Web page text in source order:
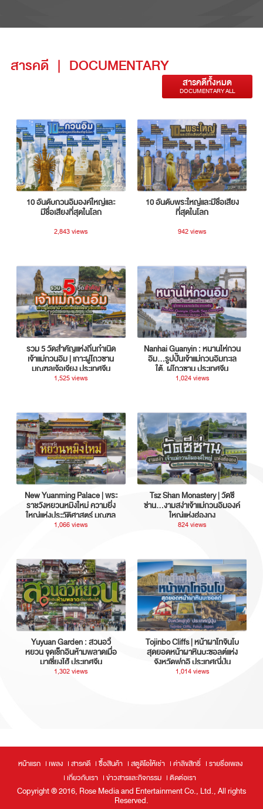
สารคดี | DOCUMENTARY
สารคดีทั้งหมด
DOCUMENTARY ALL
10 อันดับกวนอิมองค์ใหญ่และ
มีชื่อเสียงที่สุดในโลก
2,843 views
10 อันดับพระใหญ่และมีชื่อเสียง
ที่สุดในโลก
942 views
รวม 5 วัดสำคัญแห่งถิ่นกำเนิด
เจ้าแม่กวนอิม | เกาะผู่โถวซาน
มณฑลเจ้อเจียง ประเทศจีน
1,525 views
Nanhai Guanyin : หนานไห่กวน
อิม...รูปปั้นเจ้าแม่กวนอิมทะเล
ใต้, ผู่โถวซาน ประเทศจีน
1,024 views
New Yuanming Palace | พระ
ราชวังหยวนหมิงใหม่ ความยิ่ง
ใหญ่แห่งประวัติศาสตร์ มณฑล
กวางตุ้ง ประเทศจีน
1,066 views
Tsz Shan Monastery | วัดซี
ซ่าน…งามสง่าเจ้าแม่กวนอิมองค์
ใหญ่แห่งฮ่องกง
824 views
Yuyuan Garden : สวนอวี้
หยวน จุดเช็กอินห้ามพลาดเมื่อ
มาเซี่ยงไฮ้ ประเทศจีน
1,302 views
Tojinbo Cliffs | หน้าผาโทจินโบ
สุดยอดหน้าผาหินบะซอลต์แห่ง
จังหวัดฟุกุอิ ประเทศญี่ปุ่น
1,014 views
หน้าแรก เพลง สารคดี ซื้อสินค้า สตูดิโอให้เช่า ค่าลิขสิทธิ์
รายชื่อเพลง
เกี่ยวกับเรา
ข่าวสารและกิจกรรม ติดต่อเรา
Copyright ® 2016, Rose Media and Entertainment Co., Ltd., All rights
Reserved.